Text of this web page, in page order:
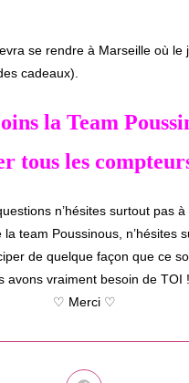
se rendre à Marseille où le
cadeaux).
la Team
tous les
n’hésites surtout pas à
team Poussinous, n’hésites
de quelque façon que ce
avons vraiment besoin de TOI
♡ Merci ♡